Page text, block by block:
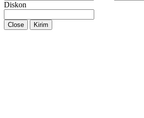
Diskon
Close Kirim